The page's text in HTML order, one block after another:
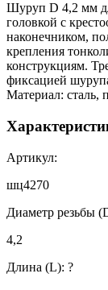
Шуруп D 4,2 мм
головкой с
наконечником,
крепления
конструкциям.
фиксацией
Материал: сталь,
Артикул:
шц4270
Диаметр резьбы
4,2
Длина (L): ?